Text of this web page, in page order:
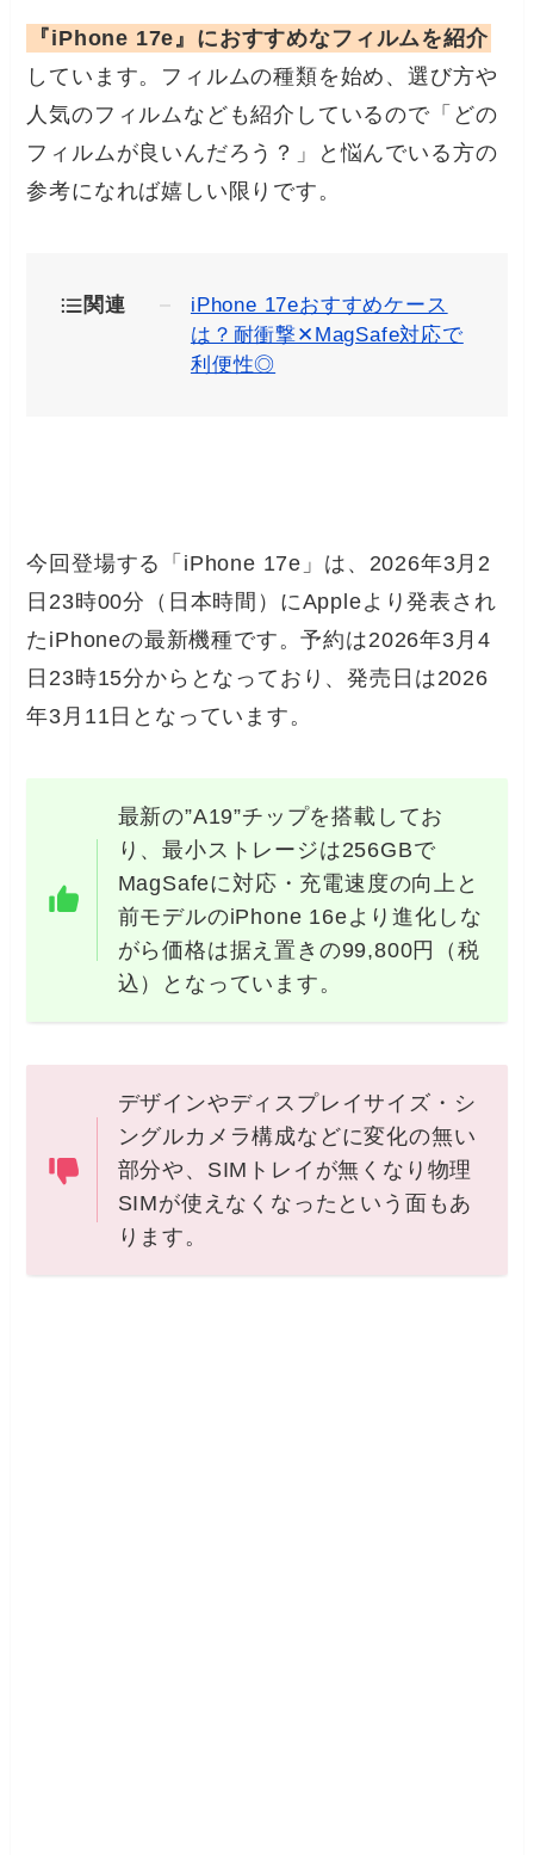
『iPhone 17e』におすすめなフィルムを紹介
しています。フィルムの種類を始め、選び方や
人気のフィルムなども紹介しているので「どの
フィルムが良いんだろう？」と悩んでいる方の
参考になれば嬉しい限りです。
関連
iPhone 17eおすすめケース
は？耐衝撃✕MagSafe対応で
利便性◎
今回登場する「iPhone 17e」は、2026年3月2
日23時00分（日本時間）にAppleより発表され
たiPhoneの最新機種です。予約は2026年3月4
日23時15分からとなっており、発売日は2026
年3月11日となっています。
最新の”A19”チップを搭載してお
り、最小ストレージは256GBで
MagSafeに対応・充電速度の向上と
前モデルのiPhone 16eより進化しな
がら価格は据え置きの99,800円（税
込）となっています。
デザインやディスプレイサイズ・シ
ングルカメラ構成などに変化の無い
部分や、SIMトレイが無くなり物理
SIMが使えなくなったという面もあ
ります。